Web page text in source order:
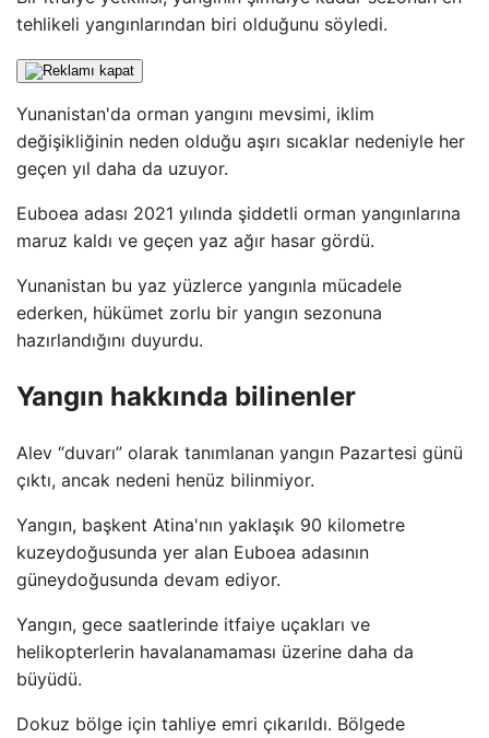
tehlikeli yangınlarından biri olduğunu söyledi.
Yunanistan'da orman yangını mevsimi, iklim
değişikliğinin neden olduğu aşırı sıcaklar nedeniyle her
geçen yıl daha da uzuyor.
Euboea adası 2021 yılında şiddetli orman yangınlarına
maruz kaldı ve geçen yaz ağır hasar gördü.
Yunanistan bu yaz yüzlerce yangınla mücadele
ederken, hükümet zorlu bir yangın sezonuna
hazırlandığını duyurdu.
Yangın hakkında bilinenler
Alev “duvarı” olarak tanımlanan yangın Pazartesi günü
çıktı, ancak nedeni henüz bilinmiyor.
Yangın, başkent Atina'nın yaklaşık 90 kilometre
kuzeydoğusunda yer alan Euboea adasının
güneydoğusunda devam ediyor.
Yangın, gece saatlerinde itfaiye uçakları ve
helikopterlerin havalanamaması üzerine daha da
büyüdü.
Dokuz bölge için tahliye emri çıkarıldı. Bölgede